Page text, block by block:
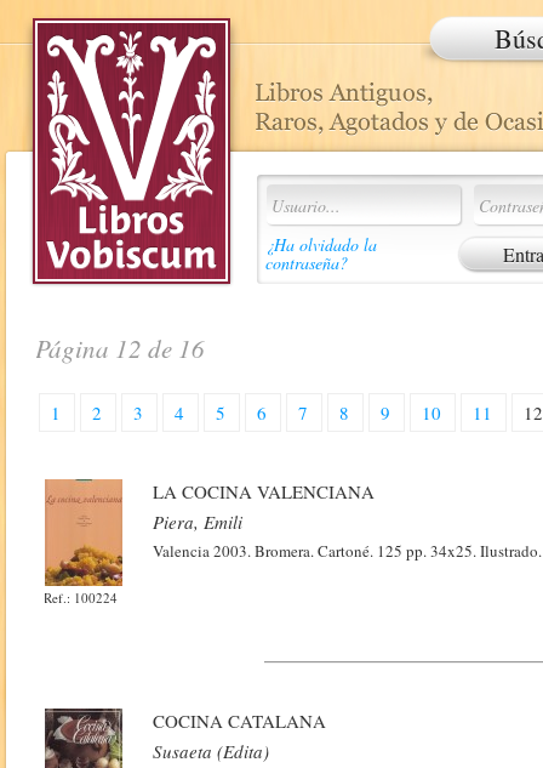
¿Ha olvidado la
contraseña?
Página 12 de 16
1 2 3 4 5 6 7 8 9 10 11 12
Ref.: 100224
LA COCINA VALENCIANA
Piera, Emili
Valencia 2003. Bromera. Cartoné. 125 pp. 34x25. Ilustrado.
COCINA CATALANA
Susaeta (Edita)